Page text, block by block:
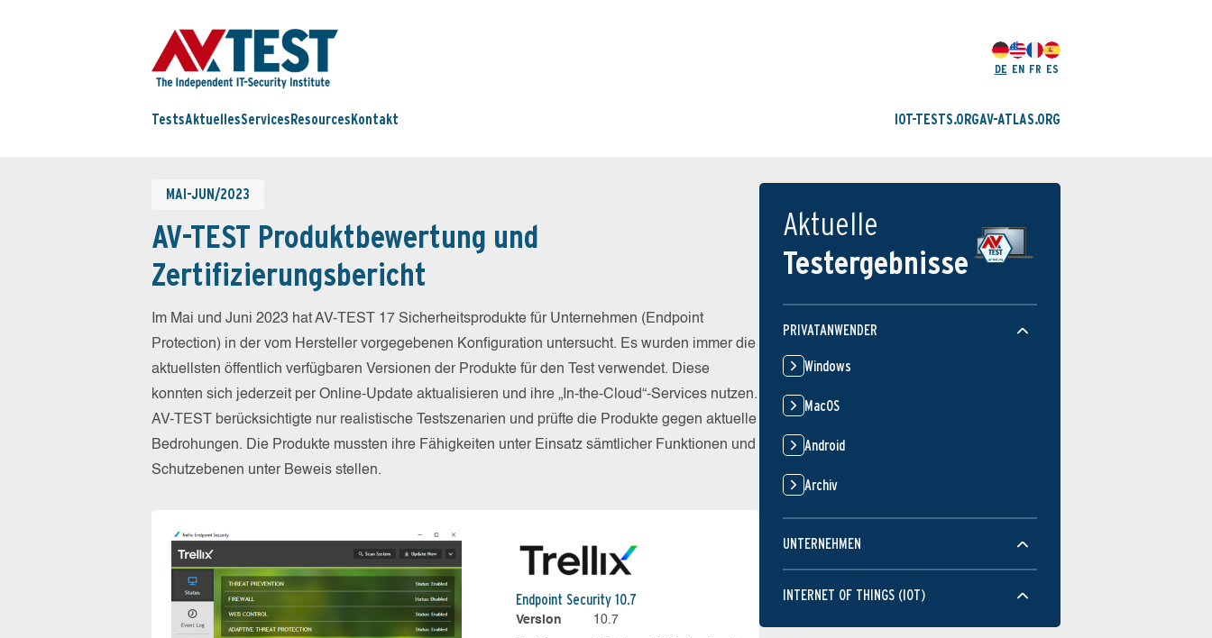
DE EN FR ES
TestsAktuellesServices Resources Kontakt IOT-TESTS.ORGAV-ATLAS.ORG
MAI-JUN/2023
AV-TEST Produktbewertung und
Zertifizierungsbericht
Im Mai und Juni 2023 hat AV-TEST 17 Sicherheitsprodukte für Unternehmen (Endpoint
Protection) in der vom Hersteller vorgegebenen Konfiguration untersucht. Es wurden immer die
aktuellsten öffentlich verfügbaren Versionen der Produkte für den Test verwendet. Diese
konnten sich jederzeit per Online-Update aktualisieren und ihre „In-the-Cloud“-Services nutzen.
AV-TEST berücksichtigte nur realistische Testszenarien und prüfte die Produkte gegen aktuelle
Bedrohungen. Die Produkte mussten ihre Fähigkeiten unter Einsatz sämtlicher Funktionen und
Schutzebenen unter Beweis stellen.
Endpoint Security 10.7
Version
10.7
Aktuelle
Testergebnisse
PRIVATANWENDER
Windows
MacOS
Android
Archiv
UNTERNEHMEN
INTERNET OF THINGS (IOT)